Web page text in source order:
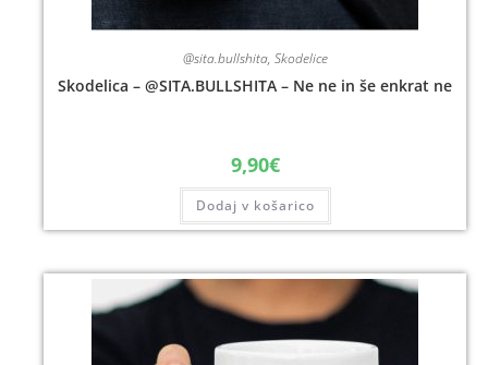
@sita.bullshita, Skodelice
Skodelica – @SITA.BULLSHITA – Ne ne in še enkrat ne
9,90€
Dodaj v košarico